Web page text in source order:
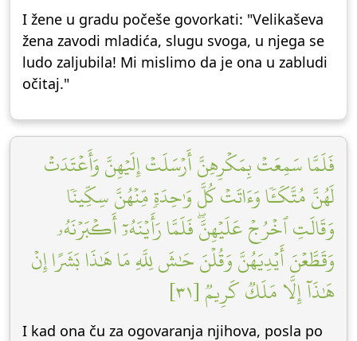
I žene u gradu počeše govorkati: "Velikaševa
žena zavodi mladića, slugu svoga, u njega se
ludo zaljubila! Mi mislimo da je ona u zabludi
očitaj."
فَلَمَّا سَمِعَتۡ بِمَكۡرِهِنَّ أَرۡسَلَتۡ إِلَيۡهِنَّ وَأَعۡتَدَتۡ
لَهُنَّ مُتَّكَـٔٗا وَءَاتَتۡ كُلَّ وَٰحِدَةٖ مِّنۡهُنَّ سِكِّينٗا
وَقَالَتِ ٱخۡرُجۡ عَلَيۡهِنَّۖ فَلَمَّا رَأَيۡنَهُۥٓ أَكۡبَرۡنَهُۥ
وَقَطَّعۡنَ أَيۡدِيَهُنَّ وَقُلۡنَ حَٰشَ لِلَّهِ مَا هَٰذَا بَشَرًا إِنۡ
هَٰذَآ إِلَّا مَلَكٞ كَرِيمٞ [٣١]
I kad ona ču za ogovaranja njihova, posla po